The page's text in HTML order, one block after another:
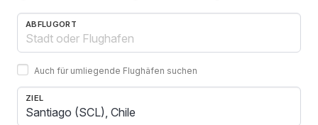
ABFLUGORT
Auch für umliegende Flughäfen suchen
ZIEL